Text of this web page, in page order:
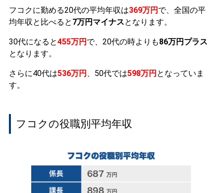
フコクに勤める20代の平均年収は369万円 で、全国の平
均年収と比べると 7万円マイナスとなります。
30代になると455万円 で、20代の時よりも86万円プラス
となります。
さらに40代は536万円 、50代では598万円 となっていま
す。
フコクの役職別平均年収